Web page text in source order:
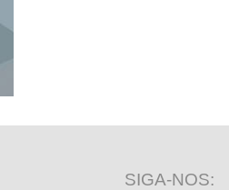
SIGA-NOS: